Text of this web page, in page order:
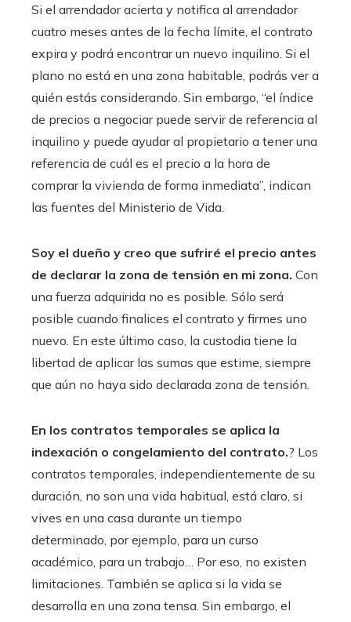
Si el arrendador acierta y notifica al arrendador
cuatro meses antes de la fecha límite, el contrato
expira y podrá encontrar un nuevo inquilino. Si el
plano no está en una zona habitable, podrás ver a
quién estás considerando. Sin embargo, “el índice
de precios a negociar puede servir de referencia al
inquilino y puede ayudar al propietario a tener una
referencia de cuál es el precio a la hora de
comprar la vivienda de forma inmediata”, indican
las fuentes del Ministerio de Vida.
Soy el dueño y creo que sufriré el precio antes
de declarar la zona de tensión en mi zona. Con
una fuerza adquirida no es posible. Sólo será
posible cuando finalices el contrato y firmes uno
nuevo. En este último caso, la custodia tiene la
libertad de aplicar las sumas que estime, siempre
que aún no haya sido declarada zona de tensión.
En los contratos temporales se aplica la
indexación o congelamiento del contrato.? Los
contratos temporales, independientemente de su
duración, no son una vida habitual, está claro, si
vives en una casa durante un tiempo
determinado, por ejemplo, para un curso
académico, para un trabajo… Por eso, no existen
limitaciones. También se aplica si la vida se
desarrolla en una zona tensa. Sin embargo, el